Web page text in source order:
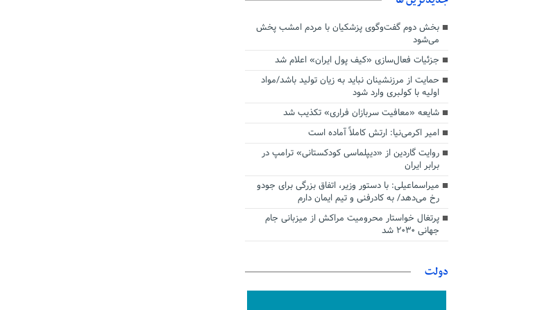
بخش دوم گفت‌وگوی پزشکیان با مردم امشب پخش
می‌شود
جزئیات فعال‌سازی «کیف پول ایران» اعلام شد
حمایت از مرزنشینان نباید به زیان تولید باشد/مواد
اولیه با کولبری وارد شود
شایعه «معافیت سربازان فراری» تکذیب شد
امیر اکرمی‌نیا: ارتش کاملاً آماده است
روایت گاردین از «دیپلماسی کودکستانی» ترامپ در
برابر ایران
میراسماعیلی: با دستور وزیر، اتفاق بزرگی برای جودو
رخ می‌دهد/ به کادرفنی و تیم ایمان دارم
پرتغال خواستار محرومیت مراکش از میزبانی جام
جهانی ۲۰۳۰ شد
دولت